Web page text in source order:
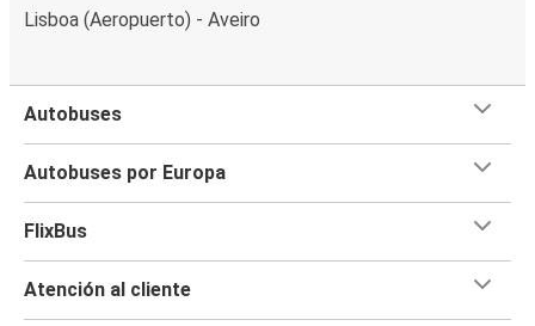
Lisboa (Aeropuerto) - Aveiro
Autobuses
Autobuses por Europa
FlixBus
Atención al cliente